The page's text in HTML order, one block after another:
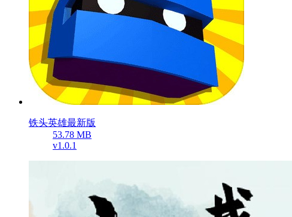
铁头英雄最新版
53.78 MB
v1.0.1